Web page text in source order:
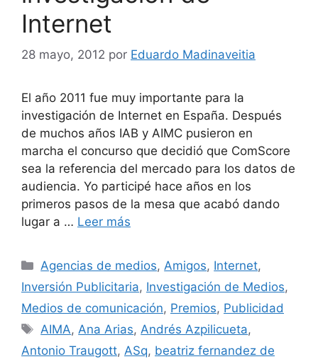
Internet
28 mayo, 2012 por Eduardo Madinaveitia
El año 2011 fue muy importante para la
investigación de Internet en España. Después
de muchos años IAB y AIMC pusieron en
marcha el concurso que decidió que ComScore
sea la referencia del mercado para los datos de
audiencia. Yo participé hace años en los
primeros pasos de la mesa que acabó dando
lugar a … Leer más
Categorías
Agencias de medios,Amigos, Internet,
Inversión Publicitaria, Investigación de Medios,
Medios de comunicación, Premios, Publicidad
Etiquetas
AIMA,Ana Arias,Andrés Azpilicueta,
Antonio Traugott, ASq, beatriz fernandez de